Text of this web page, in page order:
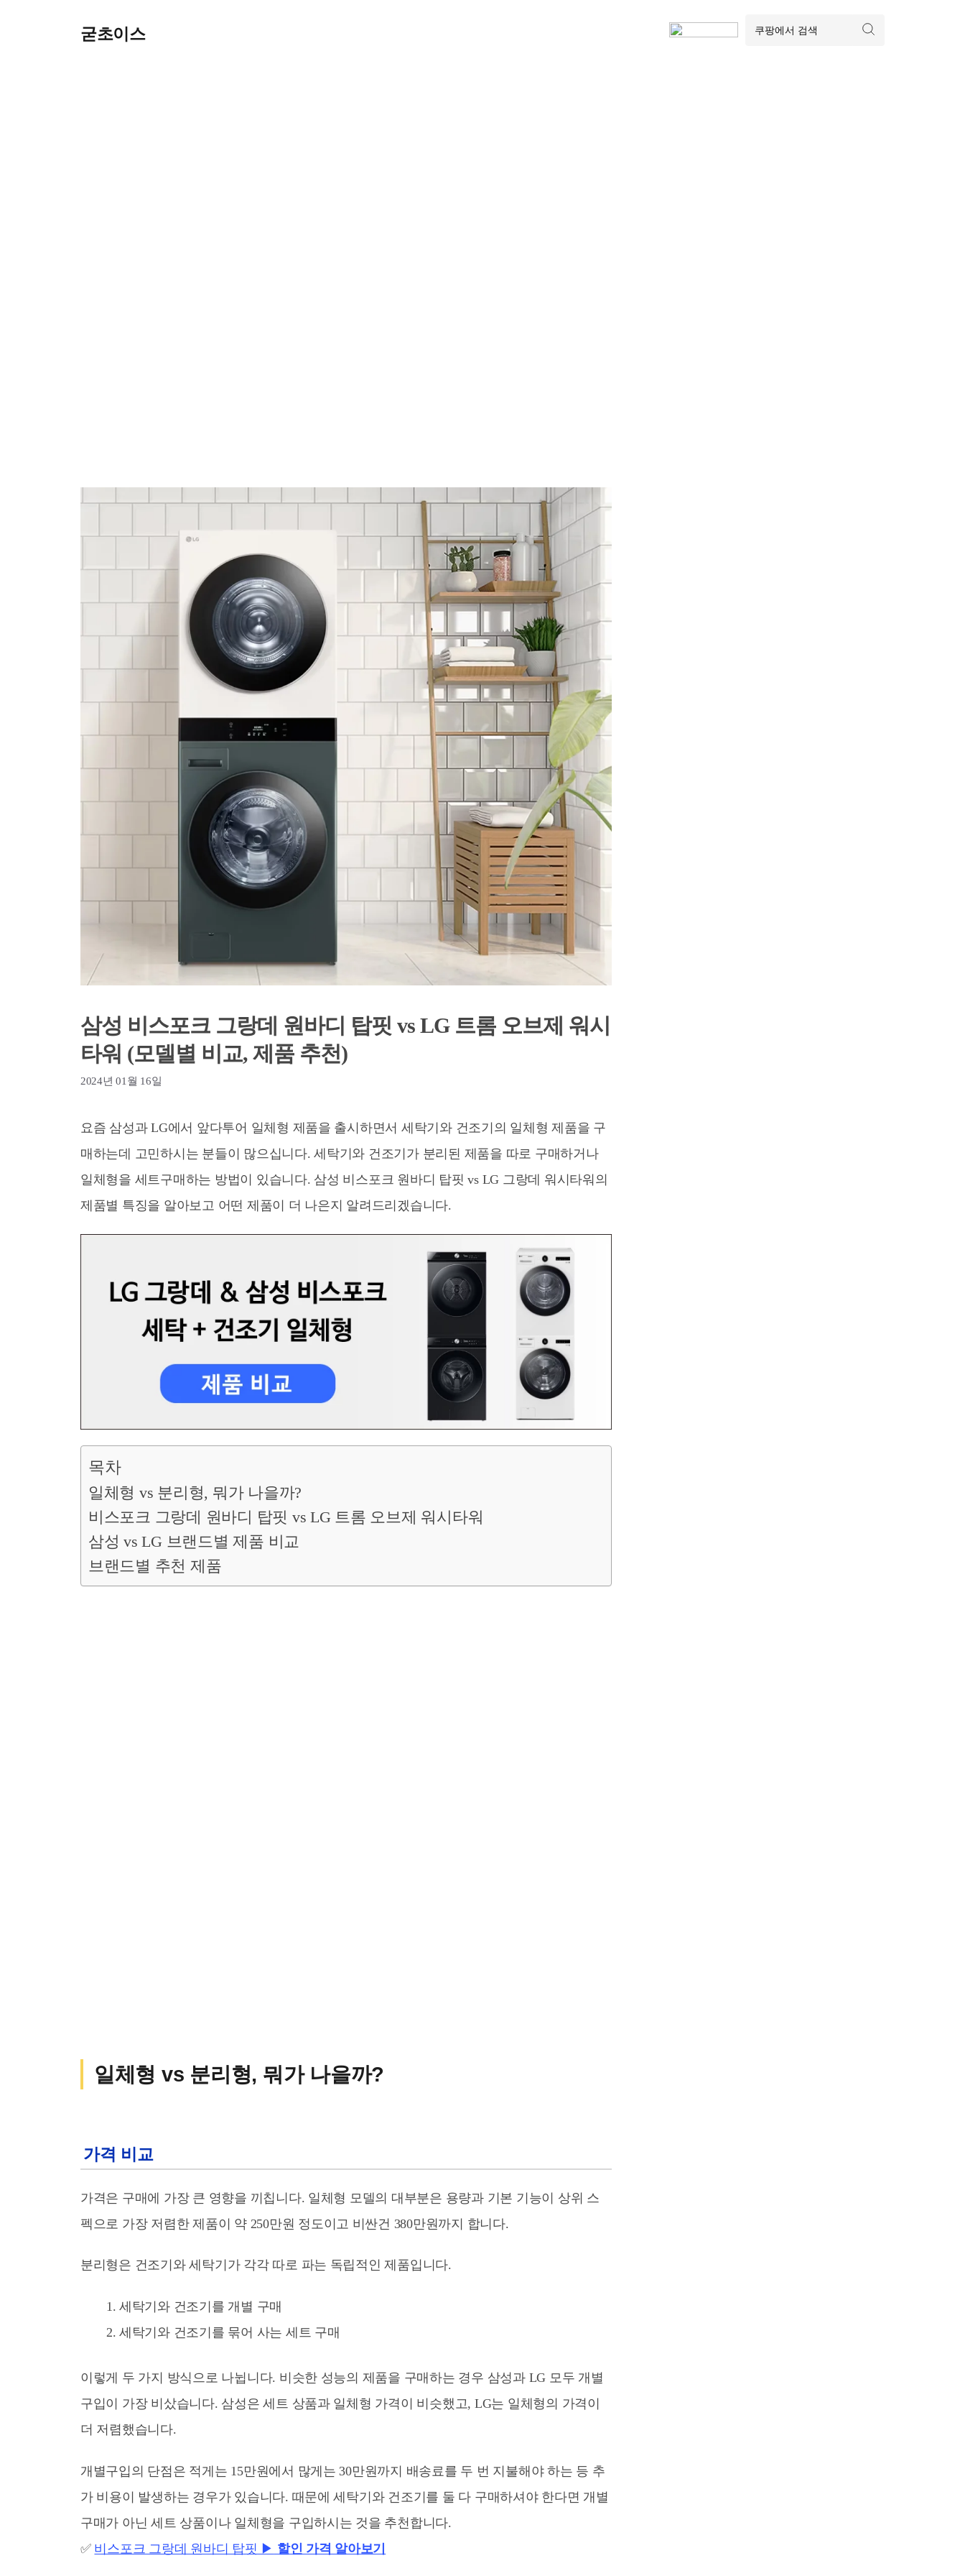
굳초이스
삼성 비스포크 그랑데 원바디 탑핏 vs LG 트롬 오브제 워시
타워 (모델별 비교, 제품 추천)
2024년 01월 16일
요즘 삼성과 LG에서 앞다투어 일체형 제품을 출시하면서 세탁기와 건조기의 일체형 제품을 구
매하는데 고민하시는 분들이 많으십니다. 세탁기와 건조기가 분리된 제품을 따로 구매하거나
일체형을 세트구매하는 방법이 있습니다. 삼성 비스포크 원바디 탑핏 vs LG 그랑데 워시타워의
제품별 특징을 알아보고 어떤 제품이 더 나은지 알려드리겠습니다.
목차
일체형 vs 분리형, 뭐가 나을까?
비스포크 그랑데 원바디 탑핏 vs LG 트롬 오브제 워시타워
삼성 vs LG 브랜드별 제품 비교
브랜드별 추천 제품
일체형 vs 분리형, 뭐가 나을까?
가격 비교
가격은 구매에 가장 큰 영향을 끼칩니다. 일체형 모델의 대부분은 용량과 기본 기능이 상위 스
펙으로 가장 저렴한 제품이 약 250만원 정도이고 비싼건 380만원까지 합니다.
분리형은 건조기와 세탁기가 각각 따로 파는 독립적인 제품입니다.
세탁기와 건조기를 개별 구매
세탁기와 건조기를 묶어 사는 세트 구매
이렇게 두 가지 방식으로 나뉩니다. 비슷한 성능의 제품을 구매하는 경우 삼성과 LG 모두 개별
구입이 가장 비샀습니다. 삼성은 세트 상품과 일체형 가격이 비슷했고, LG는 일체형의 가격이
더 저렴했습니다.
개별구입의 단점은 적게는 15만원에서 많게는 30만원까지 배송료를 두 번 지불해야 하는 등 추
가 비용이 발생하는 경우가 있습니다. 때문에 세탁기와 건조기를 둘 다 구매하셔야 한다면 개별
구매가 아닌 세트 상품이나 일체형을 구입하시는 것을 추천합니다.
✅ 비스포크 그랑데 원바디 탑핏 ▶ 할인 가격 알아보기